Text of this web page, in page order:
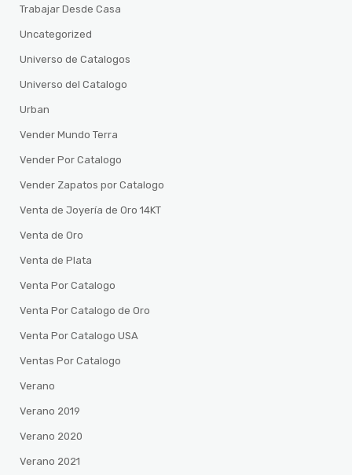
Trabajar Desde Casa
Uncategorized
Universo de Catalogos
Universo del Catalogo
Urban
Vender Mundo Terra
Vender Por Catalogo
Vender Zapatos por Catalogo
Venta de Joyería de Oro 14KT
Venta de Oro
Venta de Plata
Venta Por Catalogo
Venta Por Catalogo de Oro
Venta Por Catalogo USA
Ventas Por Catalogo
Verano
Verano 2019
Verano 2020
Verano 2021